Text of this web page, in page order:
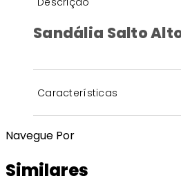
Sandália Salto
Características
Navegue Por
Similares